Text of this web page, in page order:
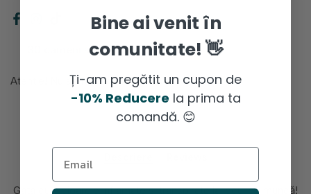
se uita chiar acum
Atentie! Nu se fac livrari in weekend.
Gata cu picioarele inflamate și transpirate la locul de muncă!
Bine ai venit în
comunitate! 👋
Ți-am pregătit un cupon de
-10% Reducere la prima ta
comandă. 😊